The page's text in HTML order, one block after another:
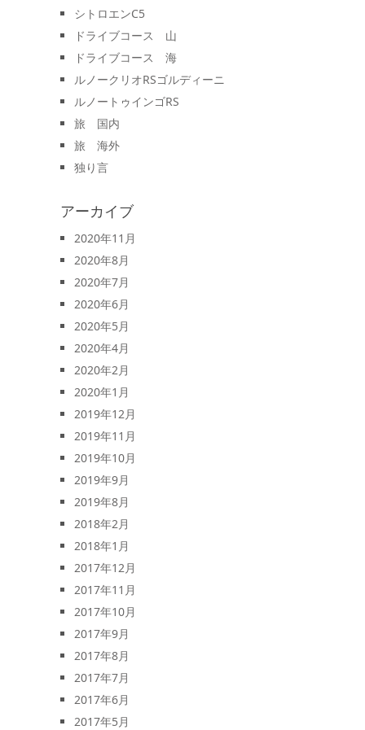
シトロエンC5
ドライブコース 山
ドライブコース 海
ルノークリオRSゴルディーニ
ルノートゥインゴRS
旅 国内
旅 海外
独り言
アーカイブ
2020年11月
2020年8月
2020年7月
2020年6月
2020年5月
2020年4月
2020年2月
2020年1月
2019年12月
2019年11月
2019年10月
2019年9月
2019年8月
2018年2月
2018年1月
2017年12月
2017年11月
2017年10月
2017年9月
2017年8月
2017年7月
2017年6月
2017年5月